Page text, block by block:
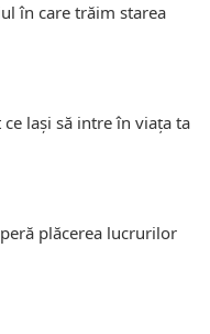
în care trăim starea
lași să intre în viața ta
plăcerea lucrurilor